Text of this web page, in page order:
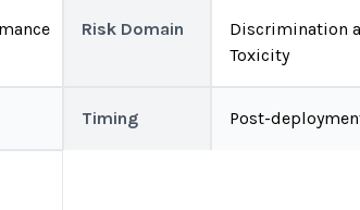
Risk Domain
Discrimination
Toxicity
Timing Post-